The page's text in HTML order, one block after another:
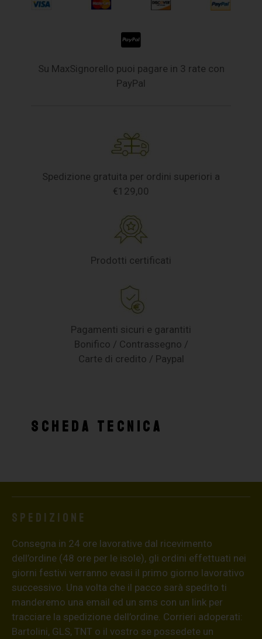
Su MaxSignorello puoi pagare in 3 rate con
PayPal
Spedizione gratuita per ordini superiori a
€129,00
Prodotti certificati
Pagamenti sicuri e garantiti
Bonifico / Contrassegno /
Carte di credito / Paypal
SCHEDA TECNICA
Spedizione
Consegna in 24 ore lavorative dal ricevimento
dell’ordine (48 ore per le isole), gli ordini effettuati nei
giorni festivi verranno evasi il primo giorno lavorativo
successivo. Una volta che il pacco sarà spedito ti
manderemo una email ed un sms con un link per
tracciare la spedizione dell’ordine. Corrieri adoperati:
Bartolini, GLS, TNT o il vostro se possedete un